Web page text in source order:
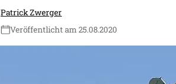
Patrick Zwerger
Veröffentlicht am 25.08.2020